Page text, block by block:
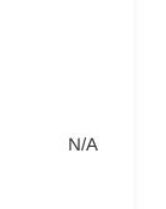
N/A